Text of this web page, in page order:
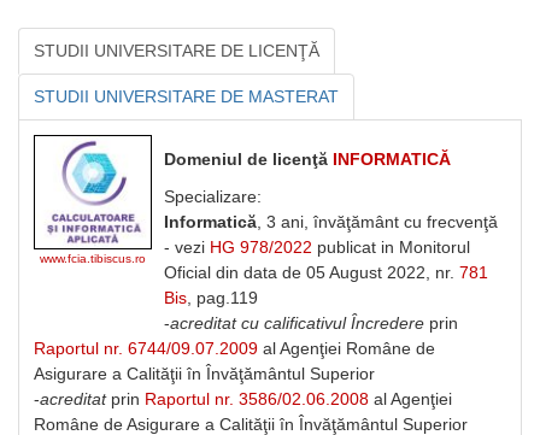
STUDII UNIVERSITARE DE LICENŢĂ
STUDII UNIVERSITARE DE MASTERAT
www.fcia.tibiscus.ro
Domeniul de licenţă INFORMATICĂ
Specializare:
Informatică , 3 ani, învăţământ cu frecvenţă
- vezi HG 978/2022 publicat in Monitorul
Oficial din data de 05 August 2022, nr. 781
Bis , pag.119
-acreditat cu calificativul Încredere prin
Raportul nr. 6744/09.07.2009 al Agenţiei Române de
Asigurare a Calităţii în Învăţământul Superior
-acreditatprin Raportul nr. 3586/02.06.2008 al Agenţiei
Române de Asigurare a Calităţii în Învăţământul Superior